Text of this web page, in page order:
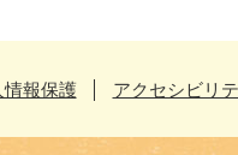
情報保護 アクセシビリ